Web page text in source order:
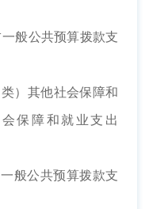
般公共预算拨款支
）其他社会保障和
障和就业支出
般公共预算拨款支